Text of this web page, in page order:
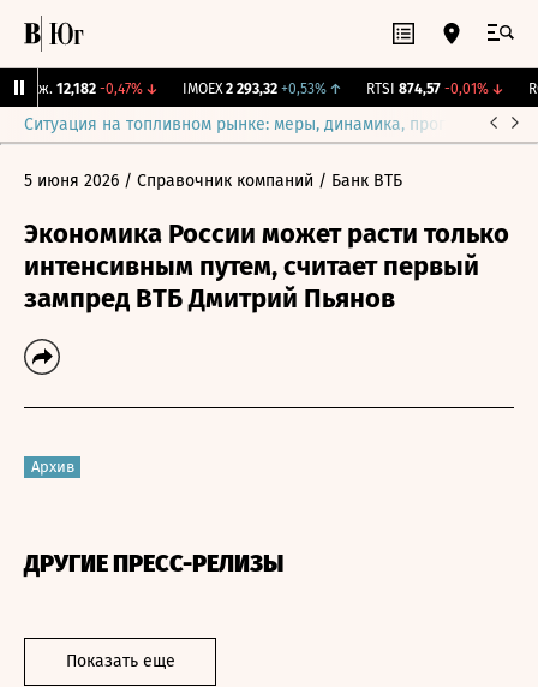
Бирж. 12,182 -0,47%↓ IMOEX 2 293,32 +0,53%↑ RTSI 874,57 -0,01%↓
Ситуация на топливном рынке: меры, динамика, прогнозы
5 июня 2026 / Справочник компаний / Банк ВТБ
Экономика России может расти только
интенсивным путем, считает первый
зампред ВТБ Дмитрий Пьянов
Архив
ДРУГИЕ ПРЕСС-РЕЛИЗЫ
Показать еще